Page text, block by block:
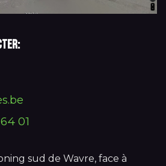
01
sud de Wavre, face à